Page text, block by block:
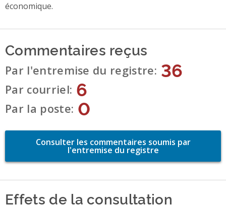
économique.
Commentaires reçus
Par l'entremise du registre 36
Par courriel 6
Par la poste 0
Consulter les commentaires soumis par
l'entremise du registre
Effets de la consultation